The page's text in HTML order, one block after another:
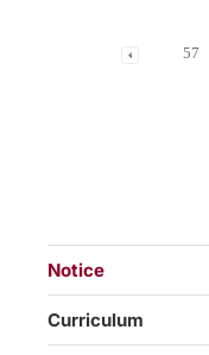
57
Notice
Curriculum